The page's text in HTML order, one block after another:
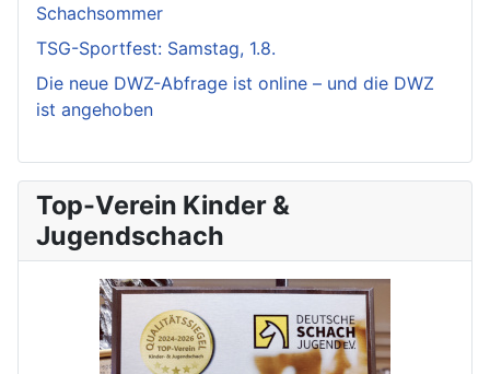
Schachsommer
TSG-Sportfest: Samstag, 1.8.
Die neue DWZ-Abfrage ist online – und die DWZ
ist angehoben
Top-Verein Kinder &
Jugendschach